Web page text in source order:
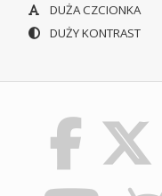
DUŻA CZCIONKA
DUŻY KONTRAST